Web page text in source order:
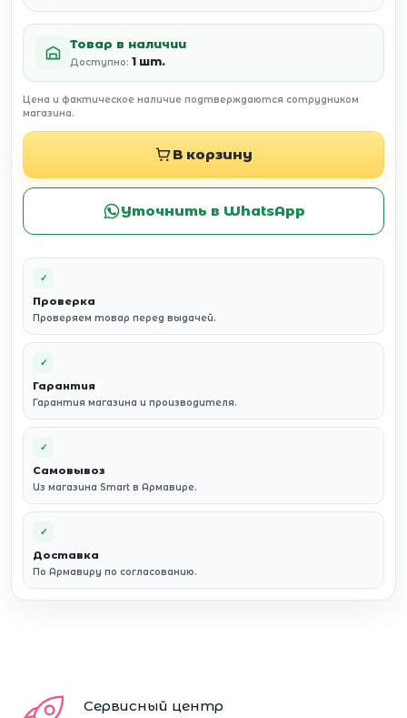
Товар в наличии
Доступно: 1 шт.
Цена и фактическое наличие подтверждаются сотрудником
магазина.
В корзину
Уточнить в WhatsApp
✓
Проверка
Проверяем товар перед выдачей.
✓
Гарантия
Гарантия магазина и производителя.
✓
Самовывоз
Из магазина Smart в Армавире.
✓
Доставка
По Армавиру по согласованию.
Сервисный центр